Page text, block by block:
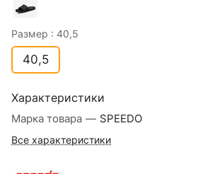
Размер : 40,5
40,5
Характеристики
Марка товара — SPEEDO
Все характеристики